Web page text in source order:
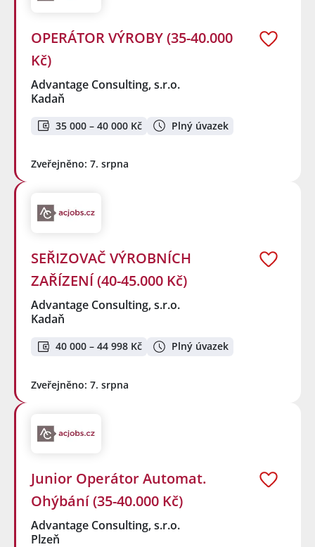
OPERÁTOR VÝROBY (35-40.000
Kč)
Advantage Consulting, s.r.o.
Kadaň
35 000 – 40 000 Kč Plný úvazek
Zveřejněno: 7. srpna
SEŘIZOVAČ VÝROBNÍCH
ZAŘÍZENÍ (40-45.000 Kč)
Advantage Consulting, s.r.o.
Kadaň
40 000 – 44 998 Kč Plný úvazek
Zveřejněno: 7. srpna
Junior Operátor Automat.
Ohýbání (35-40.000 Kč)
Advantage Consulting, s.r.o.
Plzeň